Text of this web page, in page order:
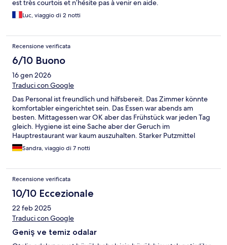
est très courtois et n’hésite pas à venir en aide.
Luc, viaggio di 2 notti
Recensione verificata
6/10 Buono
16 gen 2026
Traduci con Google
Das Personal ist freundlich und hilfsbereit. Das Zimmer könnte
komfortabler eingerichtet sein. Das Essen war abends am
besten. Mittagessen war OK aber das Frühstück war jeden Tag
gleich. Hygiene ist eine Sache aber der Geruch im
Hauptrestaurant war kaum auszuhalten. Starker Putzmittel
Geruch. Animation hätte auch besser sein können. Es gab leider
nur 2 mal Abends eine Animation für Erwachsene
Sandra, viaggio di 7 notti
Recensione verificata
10/10 Eccezionale
22 feb 2025
Traduci con Google
Geniş ve temiz odalar